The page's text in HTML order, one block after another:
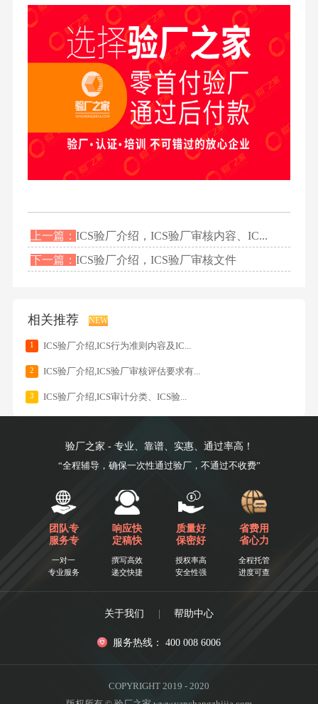
上一篇：ICS验厂介绍，ICS验厂审核内容、IC...
下一篇：ICS验厂介绍，ICS验厂审核文件
相关推荐 NEW
1 ICS验厂介绍,ICS行为准则内容及IC...
2 ICS验厂介绍,ICS验厂审核评估要求有...
3 ICS验厂介绍,ICS审计分类、ICS验...
验厂之家 - 专业、靠谱、实惠、通过率高！
“全程辅导，确保一次性通过验厂，不通过不收费”
团队专
服务专
一对一
专业服务
响应快
定稿快
撰写高效
递交快捷
质量好
保密好
授权率高
安全性强
省费用
省心力
全程托管
进度可查
关于我们 | 帮助中心
服务热线： 400 008 6006
COPYRIGHT 2019 - 2020